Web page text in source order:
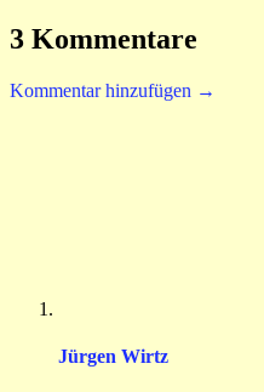
3 Kommentare
Kommentar hinzufügen →
Jürgen Wirtz